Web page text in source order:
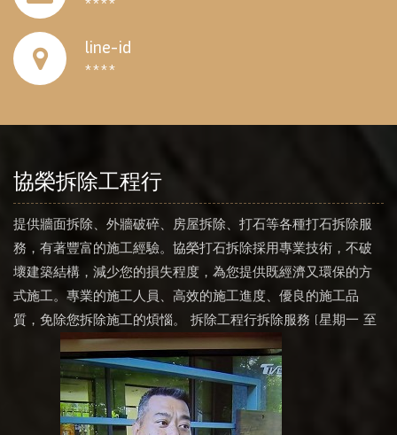
****
協榮拆除工程行
提供牆面拆除、外牆破碎、房屋拆除、打石等各種打石拆除服
務，有著豐富的施工經驗。協榮打石拆除採用專業技術，不破
壞建築結構，減少您的損失程度，為您提供既經濟又環保的方
式施工。專業的施工人員、高效的施工進度、優良的施工品
質，免除您拆除施工的煩惱。 拆除工程行拆除服務 (星期一 至